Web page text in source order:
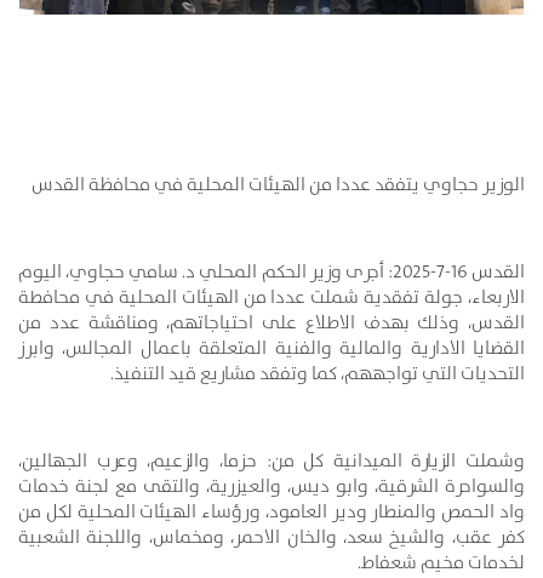
الوزير حجاوي يتفقد عددا من الهيئات المحلية في محافظة القدس
القدس 16-7-2025: أجرى وزير الحكم المحلي د. سامي حجاوي، اليوم
الاربعاء، جولة تفقدية شملت عددا من الهيئات المحلية في محافطة
القدس، وذلك بهدف الاطلاع على احتياجاتهم، ومناقشة عدد من
القضايا الادارية والمالية والفنية المتعلقة باعمال المجالس، وابرز
التحديات التي تواجههم، كما وتفقد مشاريع قيد التنفيذ.
وشملت الزيارة الميدانية كل من: حزما، والزعيم، وعرب الجهالين،
والسواحرة الشرقية، وابو ديس، والعيزرية، والتقى مع لجنة خدمات
واد الحمص والمنطار ودير العامود، ورؤساء الهيئات المحلية لكل من
كفر عقب، والشيخ سعد، والخان الاحمر، ومخماس، واللجنة الشعبية
لخدمات مخيم شعفاط.